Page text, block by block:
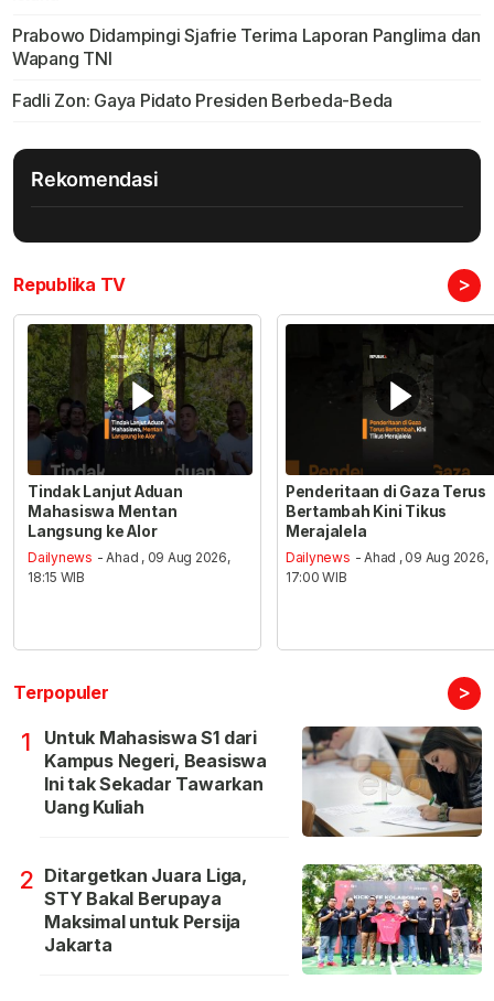
Prabowo Didampingi Sjafrie Terima Laporan Panglima dan
Wapang TNI
Fadli Zon: Gaya Pidato Presiden Berbeda-Beda
Rekomendasi
Republika TV >
Tindak Lanjut Aduan
Mahasiswa Mentan
Langsung ke Alor
Dailynews - Ahad , 09 Aug 2026,
18:15 WIB
Penderitaan di Gaza Terus
Bertambah Kini Tikus
Merajalela
Dailynews - Ahad , 09 Aug 2026,
17:00 WIB
Terpopuler >
1
Untuk Mahasiswa S1 dari
Kampus Negeri, Beasiswa
Ini tak Sekadar Tawarkan
Uang Kuliah
2 Ditargetkan Juara Liga,
STY Bakal Berupaya
Maksimal untuk Persija
Jakarta